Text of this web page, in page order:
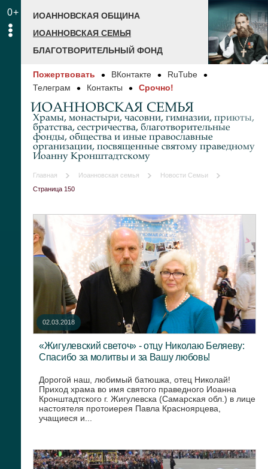
0+
ИОАННОВСКАЯ ОБЩИНА
ИОАННОВСКАЯ СЕМЬЯ
БЛАГОТВОРИТЕЛЬНЫЙ ФОНД
Пожертвовать ВКонтакте
RuTube
Телеграм
Контакты Срочно!
ИОАННОВСКАЯ СЕМЬЯ
Храмы, монастыри, часовни, гимназии, приюты,
братства, сестричества, благотворительные
фонды, общества и иные православные
организации, посвященные святому праведному
Иоанну Кронштадтскому
Главная Иоанновская семья
Новости Семьи
Страница 150
02.03.2018
«Жигулевский светоч» - отцу Николаю Беляеву:
Спасибо за молитвы и за Вашу любовь!
Дорогой наш, любимый батюшка, отец Николай!
Приход храма во имя святого праведного Иоанна
Кронштадтского г. Жигулевска (Самарская обл.) в лице
настоятеля протоиерея Павла Красноярцева,
учащиеся и...